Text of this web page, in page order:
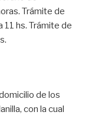
Trámite de
11 hs. Trámite de
de los
con la cual